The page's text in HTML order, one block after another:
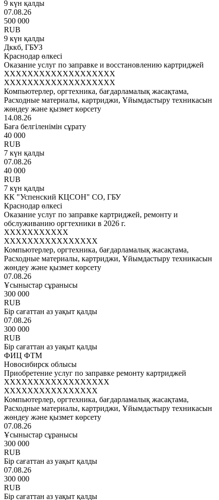
9 күн қалды
07.08.26
500 000
RUB
9 күн қалды
Дккб, ГБУЗ
Краснодар өлкесі
Оказание услуг по заправке и восстановлению картриджей
XXXXXXXXXXXXXXXXXXX
XXXXXXXXXXXXXXXXXXX
Компьютерлер, оргтехника, бағдарламалық жасақтама,
Расходные материалы, картриджи, Ұйымдастыру техникасын
жөндеу және қызмет көрсету
14.08.26
Баға белгіленімін сұрату
40 000
RUB
7 күн қалды
07.08.26
40 000
RUB
7 күн қалды
КК "Успенский КЦСОН" СО, ГБУ
Краснодар өлкесі
Оказание услуг по заправке картриджей, ремонту и
обслуживанию оргтехники в 2026 г.
XXXXXXXXXXX
XXXXXXXXXXXXXXXX
Компьютерлер, оргтехника, бағдарламалық жасақтама,
Расходные материалы, картриджи, Ұйымдастыру техникасын
жөндеу және қызмет көрсету
07.08.26
Ұсыныстар сұранысы
300 000
RUB
Бір сағаттан аз уақыт қалды
07.08.26
300 000
RUB
Бір сағаттан аз уақыт қалды
ФИЦ ФТМ
Новосибирск облысы
Приобретение услуг по заправке ремонту картриджей
XXXXXXXXXXXXXXXXXX
XXXXXXXXXXXXXXXX
Компьютерлер, оргтехника, бағдарламалық жасақтама,
Расходные материалы, картриджи, Ұйымдастыру техникасын
жөндеу және қызмет көрсету
07.08.26
Ұсыныстар сұранысы
300 000
RUB
Бір сағаттан аз уақыт қалды
07.08.26
300 000
RUB
Бір сағаттан аз уақыт қалды